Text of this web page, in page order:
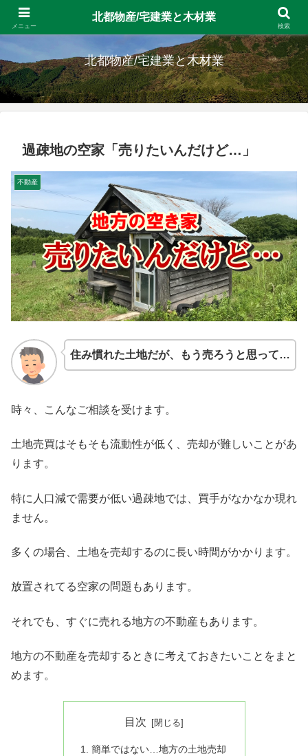
留萌の宅建業と十勝の素材生産 北海道拠点の会社です。
北都物産/宅建業と木材業
過疎地の空家「売りたいんだけど…」
不動産
住み慣れた土地だが、もう売ろうと思って…
時々、こんなご相談を受けます。
土地売買はそもそも流動性が低く、売却が難しいことがあ
ります。
特に人口減で需要が低い過疎地では、買手がなかなか現れ
ません。
多くの場合、土地を売却するのに長い時間がかかります。
放置されてる空家の問題もあります。
それでも、すぐに売れる地方の不動産もあります。
地方の不動産を売却するときに考えておきたいことをまと
めます。
目次
簡単ではない…地方の土地売却
メニュー
北都物産/宅建業と木材業
検索